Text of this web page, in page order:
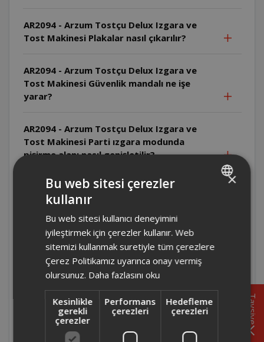
AR2094 - Arzum Tostçu Delux Izgara ve
Tost Makinesi Plakalar nasıl çıkarılır?
AR2094 - Arzum Tostçu Delux Izgara ve
Tost Makinesi Güvenlik mandalı ne işe
yarar?
AR2094 - Arzum Tostçu Delux Izgara ve
Tost Makinesi Parti ızgara modunda
pişirme alanı nasıl genişletilir?
AR2094 - Arzum Tostçu Delux Izgara ve
Tost Makinesi Tek taraflı ızgarada üst
kapak nasıl konumlandırılır?
AR2094 - Arzum Tostçu Delux Izgara ve
Tost Makinesi Çift taraflı ızgarada
yiyecekler çevrilmeli midir?
AR2094 - Arzum Tostçu Delux Izgara ve
Tost Makinesi Isı ayarı nasıl yapılır?
Tavsiye
×
Bu web sitesi çerezler
kullanır
Bu web sitesi kullanıcı deneyimini
iyileştirmek için çerezler kullanır. Web
sitemizi kullanmak suretiyle tüm çerezlere
Çerez Politikamız uyarınca onay vermiş
olursunuz. Daha fazlasını oku
Kesinlikle
gerekli
çerezler
Performans
çerezleri
Hedefleme
çerezleri